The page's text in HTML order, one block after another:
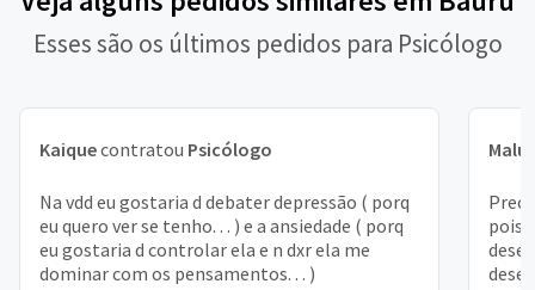
Esses são os últimos pedidos para Psicólogo
Kaiquecontratou Psicólogo
Na vdd eu gostaria d debater depressão ( porq
eu quero ver se tenho. . . ) e a ansiedade ( porq
eu gostaria d controlar ela e n dxr ela me
dominar com os pensamentos. . . )
Malu
pois